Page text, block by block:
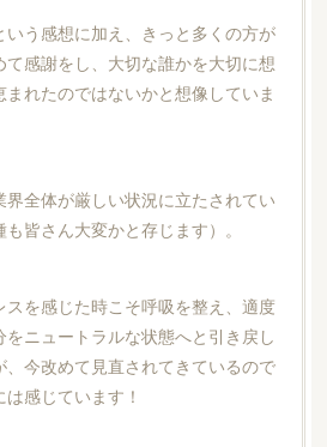
う感想に加え、きっと多くの方が
感謝をし、大切な誰かを大切に想
れたのではないかと想像していま
界全体が厳しい状況に立たされてい
皆さん大変かと存じます）。
を感じた時こそ呼吸を整え、適度
ニュートラルな状態へと引き戻し
今改めて見直されてきているので
感じています！